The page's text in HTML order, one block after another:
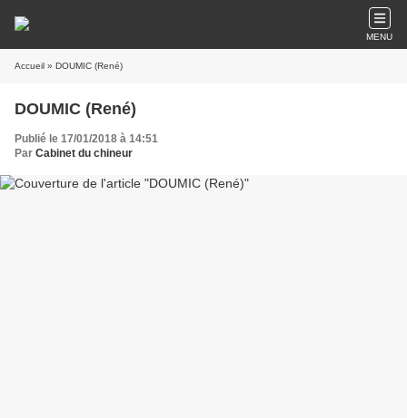
MENU
Accueil » DOUMIC (René)
DOUMIC (René)
Publié le 17/01/2018 à 14:51
Par Cabinet du chineur